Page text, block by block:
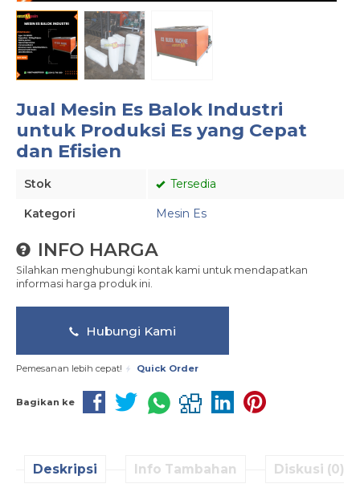
Jual Mesin Es Balok Industri
untuk Produksi Es yang Cepat
dan Efisien
Stok Tersedia
Kategori Mesin Es
INFO HARGA
Silahkan menghubungi kontak kami untuk mendapatkan
informasi harga produk ini.
Hubungi Kami
Pemesanan lebih cepat! Quick Order
Bagikan ke
Deskripsi Info Tambahan Diskusi (0)